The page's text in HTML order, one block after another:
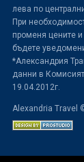
лева по
При
променя цените
бъдете
*Александрия
данни в
19.04.2012г.
Alexandria Travel